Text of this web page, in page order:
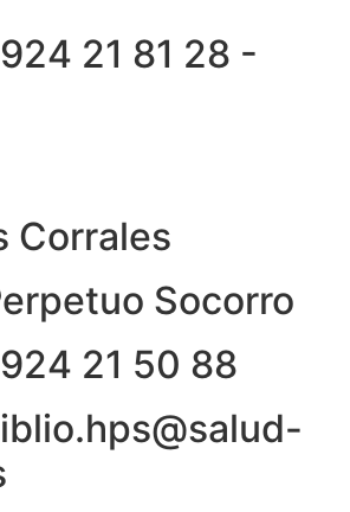
924 21 81 28 -
Corrales
Socorro
924 21 50 88